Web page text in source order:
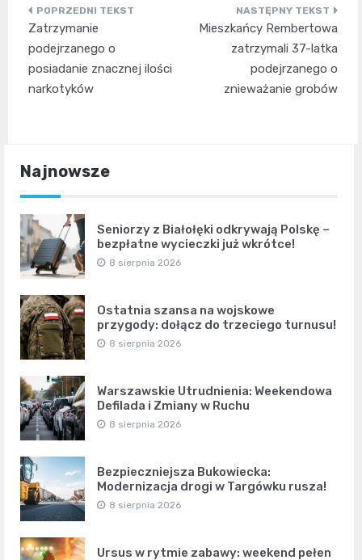
Nawigacja
wpisu
Zatrzymanie
podejrzanego o
posiadanie znacznej ilości
narkotyków
Mieszkańcy Rembertowa
zatrzymali 37-latka
podejrzanego o
znieważanie grobów
Najnowsze
Seniorzy z Białołęki odkrywają Polskę –
bezpłatne wycieczki już wkrótce!
8 sierpnia 2026
Ostatnia szansa na wojskowe
przygody: dołącz do trzeciego turnusu!
8 sierpnia 2026
Warszawskie Utrudnienia: Weekendowa
Defilada i Zmiany w Ruchu
8 sierpnia 2026
Bezpieczniejsza Bukowiecka:
Modernizacja drogi w Targówku rusza!
8 sierpnia 2026
Ursus w rytmie zabawy: weekend pełen